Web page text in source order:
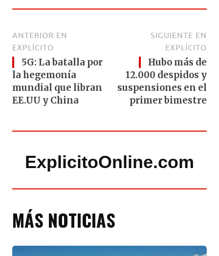
ANTERIOR EN
EXPLÍCITO
5G: La batalla por
la hegemonía
mundial que libran
EE.UU y China
SIGUIENTE EN
EXPLÍCITO
Hubo más de
12.000 despidos y
suspensiones en el
primer bimestre
ExplicitoOnline.com
MÁS NOTICIAS